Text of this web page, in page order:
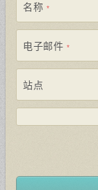
名称 *
电子邮件 *
站点